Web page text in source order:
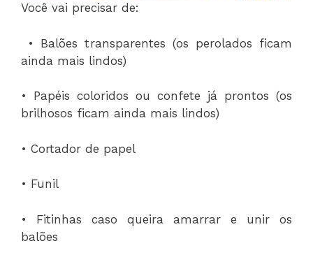
Você vai precisar de:
• Balões transparentes (os perolados ficam
ainda mais lindos)
• Papéis coloridos ou confete já prontos (os
brilhosos ficam ainda mais lindos)
• Cortador de papel
• Funil
• Fitinhas caso queira amarrar e unir os
balões